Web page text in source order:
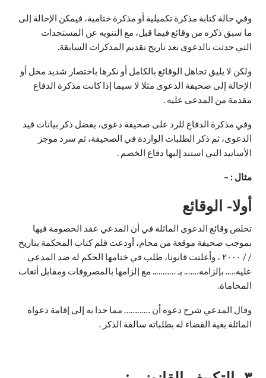
وفي حالة كتابة مذكرة تكميلية أو مذكرة ختامية، فيمكن الإحالة إلى
ما سبق ذكره من وقائع فيما قبل، مع التنويه عن المستجدات
التي حدثت بالدعوى بعد تاريخ تقديم المذكرات السابقة.
ولكن لا يليق تجاهل الوقائع بالكامل أو نكرها باختصار شديد مخل أو
الإحالة إلى صحيفة الدعوى مثلا لا سيما إذا كانت مذكرة الدفاع
مقدمة من المدعى عليه .
وفي مذكرة الدفاع للرد على صحيفة دعوى، يفضل ذكر بيانات قید
الدعوى، ثم ذكر الطلبات الواردة في الصحيفة، ثم سرد موجز
الأسانيد التي استند إليها دفاع الخصم .
مثال : –
أولا- الوقائع
تخلص وقائع الدعوى الماثلة في أن المدعي عقد الخصومة فيها
بموجب صحيفة موقعة من محام، أودعت قلم کتاب المحكمة بتاريخ
/ / ۲۰۰۰ ، وأعلنت قانونا، طلب في ختامها الحكم له ضد المدعى
عليه….. بإلزامه……. بـ ……….. مع إلزامها بالمصروفات ومقابل أتعاب
المحاماة.
وقال المدعي شرح دعوه أن ………… مما حدا به إلى إقامة دعواه
الماثلة بغية القضاء له بطلباته سالفة الذكر .